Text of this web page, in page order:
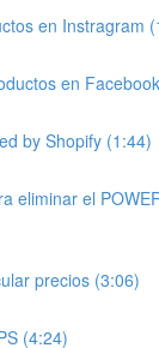
en Instragram
en
by Shopify (1:44)
eliminar el
precios (3:06)
(4:24)